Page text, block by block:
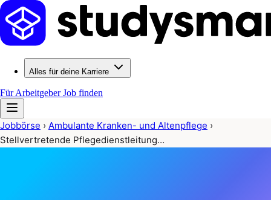
Alles für deine Karriere
Für ArbeitgeberJob finden
Jobbörse › Ambulante Kranken- und Altenpflege ›
Stellvertretende Pflegedienstleitung…